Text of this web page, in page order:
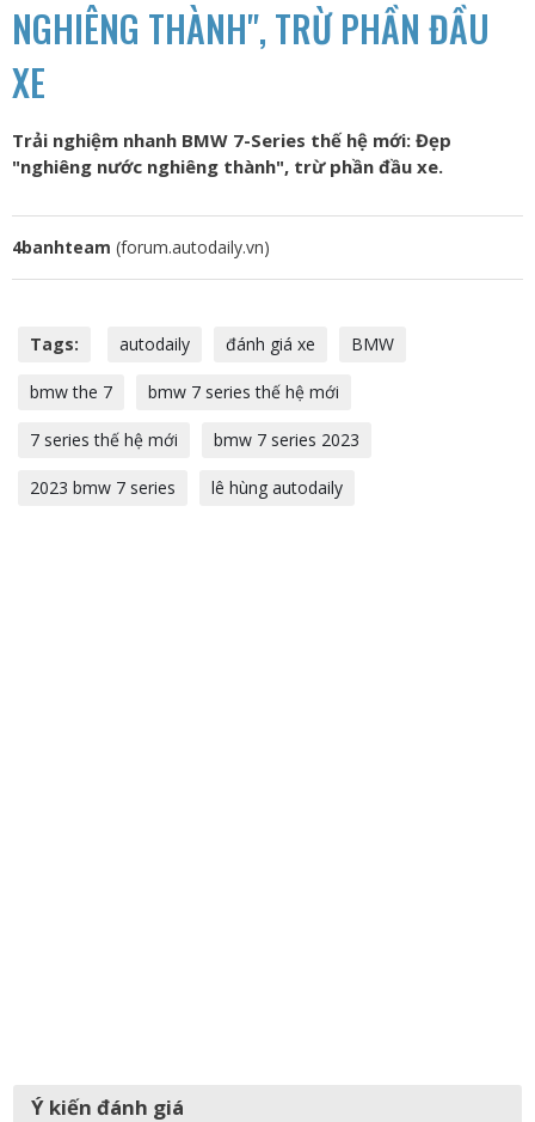
NGHIÊNG THÀNH", TRỪ PHẦN ĐẦU
XE
Trải nghiệm nhanh BMW 7-Series thế hệ mới: Đẹp
"nghiêng nước nghiêng thành", trừ phần đầu xe.
4banhteam (forum.autodaily.vn)
Tags: autodaily đánh giá xe BMW
bmw the 7 bmw 7 series thế hệ mới
7 series thế hệ mới bmw 7 series 2023
2023 bmw 7 series lê hùng autodaily
Ý kiến đánh giá